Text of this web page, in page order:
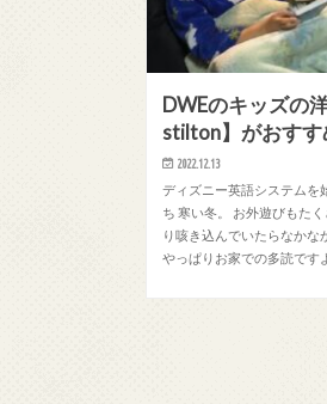
DWEのキッズの
stilton】がおすす
2022.12.13
ディズニー英語システムを
ち 寒い冬。 お外遊びもた
り咳き込んでいたらなかな
やっぱりお家での多読です